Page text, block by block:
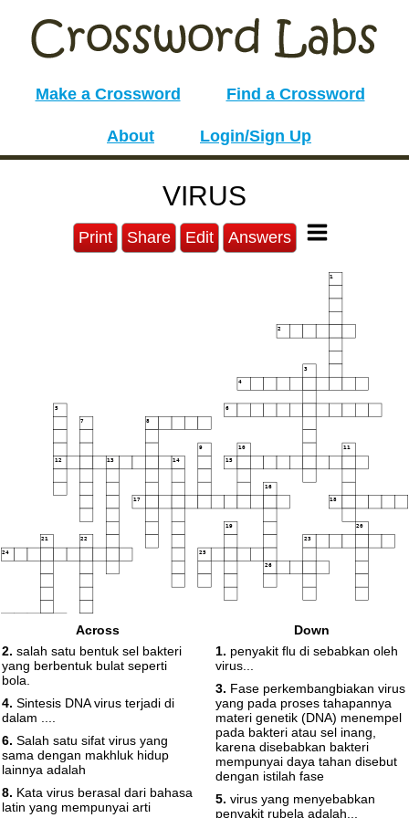
Make a Crossword Find a Crossword
About Login/Sign Up
VIRUS
Print Share Edit Answers
1
2
3
4
5 6
7 8
9 10 11
12 13 14 15
16
17 18
19 20
21 22 23
24 25
26
Across
2. salah satu bentuk sel bakteri
yang berbentuk bulat seperti
bola.
4. Sintesis DNA virus terjadi di
dalam ....
6. Salah satu sifat virus yang
sama dengan makhluk hidup
lainnya adalah
8. Kata virus berasal dari bahasa
latin yang mempunyai arti
Down
1. penyakit flu di sebabkan oleh
virus...
3. Fase perkembangbiakan virus
yang pada proses tahapannya
materi genetik (DNA) menempel
pada bakteri atau sel inang,
karena disebabkan bakteri
mempunyai daya tahan disebut
dengan istilah fase
5. virus yang menyebabkan
penyakit rubela adalah...